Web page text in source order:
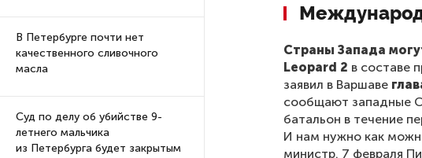
В Петербурге почти нет
качественного сливочного
масла
Суд по делу об убийстве 9-
летнего мальчика
из Петербурга будет закрытым
Страны Запада
Leopard 2 в составе
заявил в Варшаве
сообщают западные
батальон в течение
И нам нужно как
министр. 7 февраля